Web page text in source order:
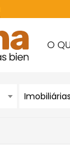
O
Imobiliárias